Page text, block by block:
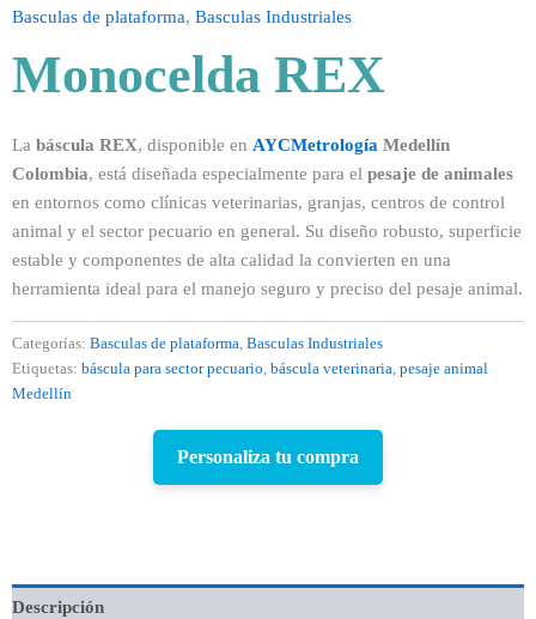
Basculas de plataforma, Basculas Industriales
Monocelda REX
La báscula REX, disponible en AYCMetrología Medellín
Colombia, está diseñada especialmente para el pesaje de animales
en entornos como clínicas veterinarias, granjas, centros de control
animal y el sector pecuario en general. Su diseño robusto, superficie
estable y componentes de alta calidad la convierten en una
herramienta ideal para el manejo seguro y preciso del pesaje animal.
Categorías: Basculas de plataforma Basculas Industriales
Etiquetas: báscula para sector pecuario báscula veterinaria pesaje animal
Medellín
Personaliza tu compra
Descripción